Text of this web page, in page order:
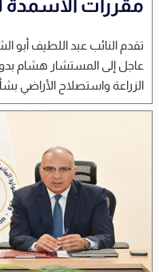
مقررات
تقدم النائب عبد اللطيف
عاجل إلى المستشار هشام
الزراعة واستصلاح الأراضي